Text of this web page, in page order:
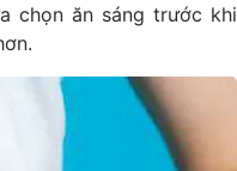
chọn ăn sáng trước khi